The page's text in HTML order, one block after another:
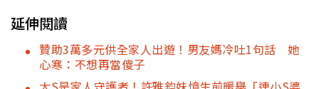
延伸閱讀
贊助3萬多元供全家人出遊！男友媽冷吐1句話 她
心寒：不想再當傻子